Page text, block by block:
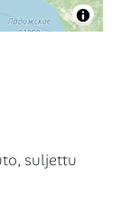
suljettu